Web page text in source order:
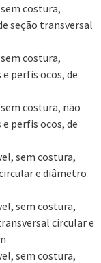
costura,
seção transversal
costura,
perfis ocos, de
costura, não
perfis ocos, de
sem costura,
e diâmetro
sem costura,
circular e
sem costura,